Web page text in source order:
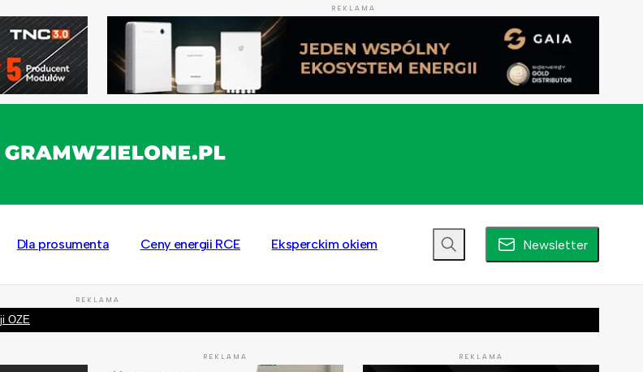
REKLAMA
Dla prosumenta Ceny energii RCE Eksperckim okiem Newsletter
REKLAMA
OZE
REKLAMA REKLAMA